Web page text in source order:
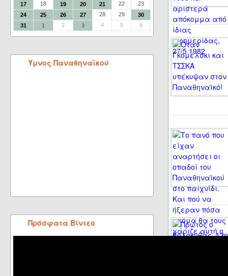
17
18 19 20 21 22
23
24
25 26 27 28 29
30
31
1 2 3 4 5 6
Ύμνος Παναθηναϊκού
Πρόσφατα Βίντεο